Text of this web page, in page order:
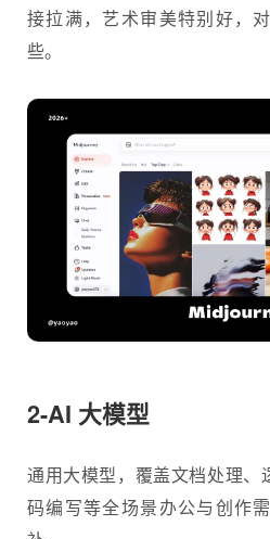
接拉满，艺术审美特别好，
些。
2-AI 大模型
通用大模型，覆盖文档处理、
码编写等全场景办公与创作